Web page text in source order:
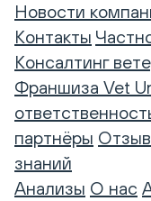
Новости
Контакты
Консалтинг
Франшиза Vet
партнёры
знаний
Анализы О нас